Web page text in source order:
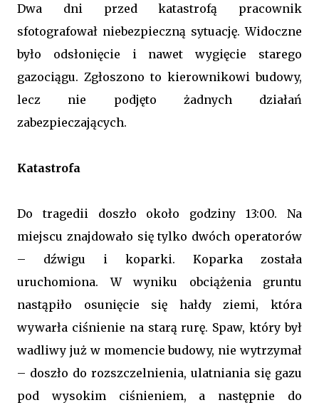
Dwa dni przed katastrofą pracownik
sfotografował niebezpieczną sytuację. Widoczne
było odsłonięcie i nawet wygięcie starego
gazociągu. Zgłoszono to kierownikowi budowy,
lecz nie podjęto żadnych działań
zabezpieczających.
Katastrofa
Do tragedii doszło około godziny 13:00. Na
miejscu znajdowało się tylko dwóch operatorów
– dźwigu i koparki. Koparka została
uruchomiona. W wyniku obciążenia gruntu
nastąpiło osunięcie się hałdy ziemi, która
wywarła ciśnienie na starą rurę. Spaw, który był
wadliwy już w momencie budowy, nie wytrzymał
– doszło do rozszczelnienia, ulatniania się gazu
pod wysokim ciśnieniem, a następnie do